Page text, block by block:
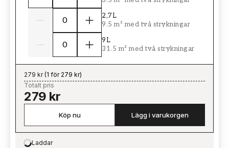
2,7L
9.5 m² med två strykningar
9L
31.5 m² med två strykningar
279 kr(1 för 279 kr)
Totalt pris
279 kr
Köp nu Lägg i varukorgen
Laddar